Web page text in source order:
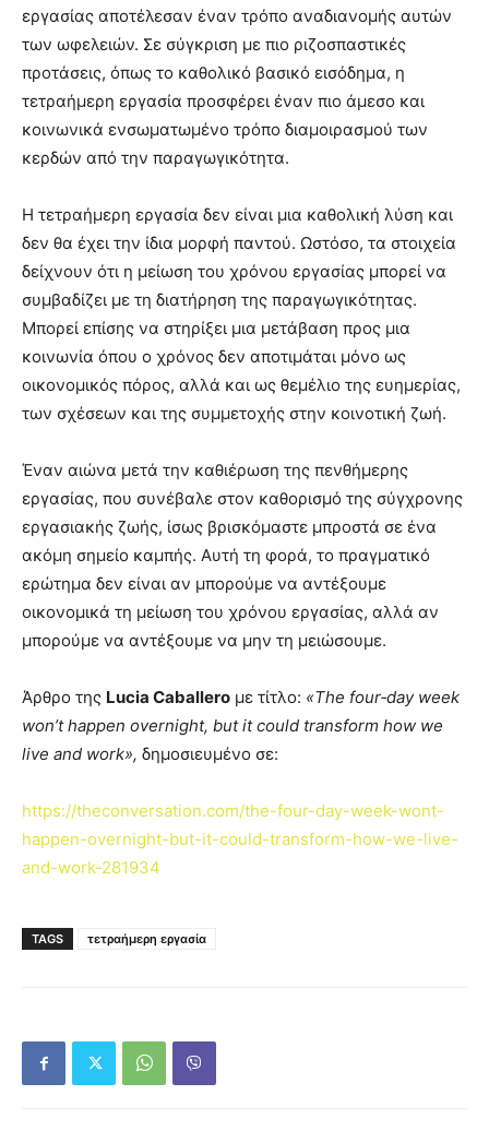
εργασίας αποτέλεσαν έναν τρόπο αναδιανομής αυτών
των ωφελειών. Σε σύγκριση με πιο ριζοσπαστικές
προτάσεις, όπως το καθολικό βασικό εισόδημα, η
τετραήμερη εργασία προσφέρει έναν πιο άμεσο και
κοινωνικά ενσωματωμένο τρόπο διαμοιρασμού των
κερδών από την παραγωγικότητα.
Η τετραήμερη εργασία δεν είναι μια καθολική λύση και
δεν θα έχει την ίδια μορφή παντού. Ωστόσο, τα στοιχεία
δείχνουν ότι η μείωση του χρόνου εργασίας μπορεί να
συμβαδίζει με τη διατήρηση της παραγωγικότητας.
Μπορεί επίσης να στηρίξει μια μετάβαση προς μια
κοινωνία όπου ο χρόνος δεν αποτιμάται μόνο ως
οικονομικός πόρος, αλλά και ως θεμέλιο της ευημερίας,
των σχέσεων και της συμμετοχής στην κοινοτική ζωή.
Έναν αιώνα μετά την καθιέρωση της πενθήμερης
εργασίας, που συνέβαλε στον καθορισμό της σύγχρονης
εργασιακής ζωής, ίσως βρισκόμαστε μπροστά σε ένα
ακόμη σημείο καμπής. Αυτή τη φορά, το πραγματικό
ερώτημα δεν είναι αν μπορούμε να αντέξουμε
οικονομικά τη μείωση του χρόνου εργασίας, αλλά αν
μπορούμε να αντέξουμε να μην τη μειώσουμε.
Άρθρο της Lucia Caballero με τίτλο: «The four‑day week
won’t happen overnight, but it could transform how we
live and work», δημοσιευμένο σε:
https://theconversation.com/the-four-day-week-wont-
happen-overnight-but-it-could-transform-how-we-live-
and-work-281934
TAGS τετραήμερη εργασία